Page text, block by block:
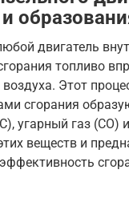
двигатель
топливо
Этот
сгорания
угарный газ
веществ и